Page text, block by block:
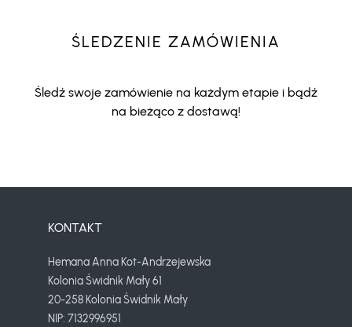
ŚLEDZENIE ZAMÓWIENIA
Śledź swoje zamówienie na każdym etapie i bądź
na bieżąco z dostawą!
KONTAKT
Hemana Anna Kot-Andrzejewska
Kolonia Świdnik Mały 61
20-258 Kolonia Świdnik Mały
NIP: 7132996951